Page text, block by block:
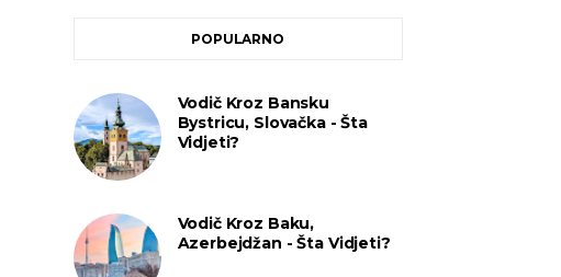
POPULARNO
Vodič Kroz Bansku
Bystricu, Slovačka - Šta
Vidjeti?
Vodič Kroz Baku,
Azerbejdžan - Šta Vidjeti?